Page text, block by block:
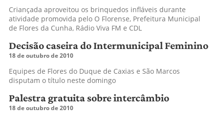
Criançada aproveitou os brinquedos infláveis durante
atividade promovida pelo O Florense, Prefeitura Municipal
de Flores da Cunha, Rádio Viva FM e CDL
Decisão caseira do Intermunicipal Feminino
18 de outubro de 2010
Equipes de Flores do Duque de Caxias e São Marcos
disputam o título neste domingo
Palestra gratuita sobre intercâmbio
18 de outubro de 2010